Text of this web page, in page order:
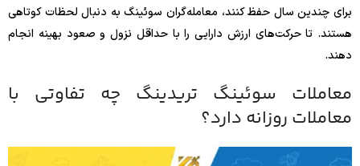
برای چندین سال حفظ کنند، معامله‌گران سوئینگ به دنبال لحظات کوتاهی
هستند. تا حرکت‌های ارزش دارایی را با حداقل نزول و صعود بهینه انجام
دهند.
معاملات سوئینگ تریدینگ چه تفاوتی با
معاملات روزانه دارد؟